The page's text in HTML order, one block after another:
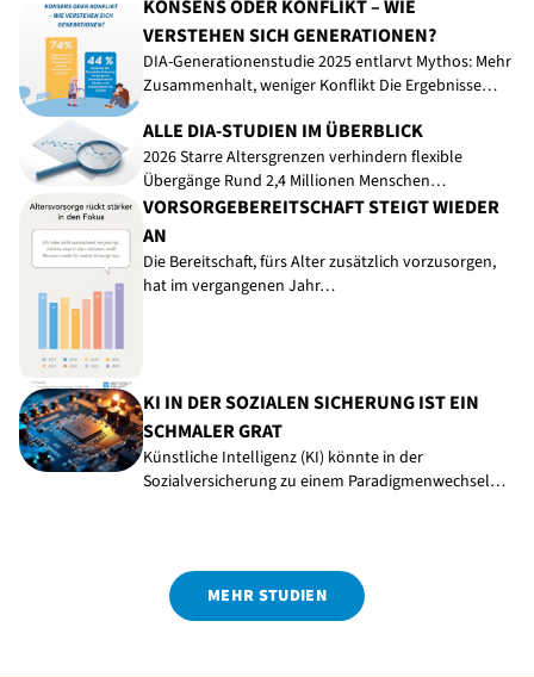
KONSENS ODER KONFLIKT – WIE
VERSTEHEN SICH GENERATIONEN?
DIA-Generationenstudie 2025 entlarvt Mythos: Mehr
Zusammenhalt, weniger Konflikt Die Ergebnisse…
ALLE DIA-STUDIEN IM ÜBERBLICK
2026 Starre Altersgrenzen verhindern flexible
Übergänge Rund 2,4 Millionen Menschen…
VORSORGEBEREITSCHAFT STEIGT WIEDER
AN
Die Bereitschaft, fürs Alter zusätzlich vorzusorgen,
hat im vergangenen Jahr…
KI IN DER SOZIALEN SICHERUNG IST EIN
SCHMALER GRAT
Künstliche Intelligenz (KI) könnte in der
Sozialversicherung zu einem Paradigmenwechsel…
MEHR STUDIEN